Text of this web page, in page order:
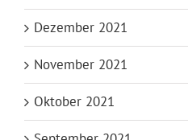
Dezember 2021
November 2021
Oktober 2021